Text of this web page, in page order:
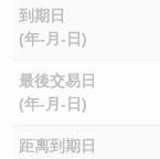
到期日
(年-月-日)
最後交易日
(年-月-日)
距离到期日